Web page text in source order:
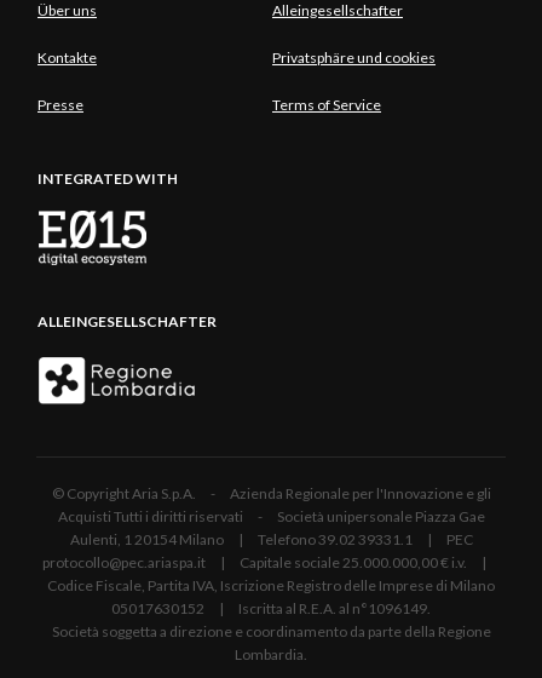
Über uns Alleingesellschafter
Kontakte Privatsphäre und cookies
Presse Terms of Service
INTEGRATED WITH
ALLEINGESELLSCHAFTER
© Copyright Aria S.p.A. - Azienda Regionale per l'Innovazione e gli
Acquisti Tutti i diritti riservati - Società unipersonale Piazza Gae
Aulenti, 1 20154 Milano | Telefono 39.02 39331.1 | PEC
protocollo@pec.ariaspa.it | Capitale sociale 25.000.000,00 € i.v. |
Codice Fiscale, Partita IVA, Iscrizione Registro delle Imprese di Milano
05017630152 | Iscritta al R.E.A. al n°1096149.
Società soggetta a direzione e coordinamento da parte della Regione
Lombardia.